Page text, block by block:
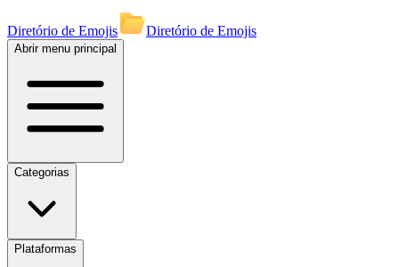
Diretório de Emojis Diretório de Emojis
Abrir menu principal
Categorias
Plataformas